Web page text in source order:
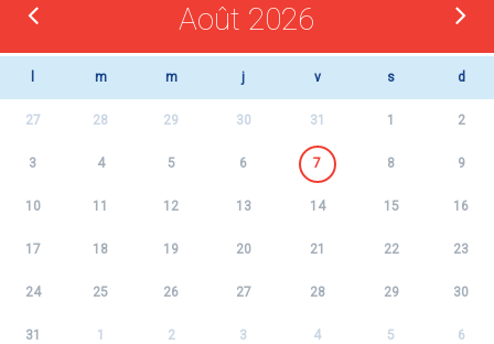
Août 2026
m m j v s d
27 28 29 30 31 1 2
3 4 5 6 7 8 9
10 11 12 13 14 15 16
17 18 19 20 21 22 23
24 25 26 27 28 29 30
31 1 2 3 4 5 6